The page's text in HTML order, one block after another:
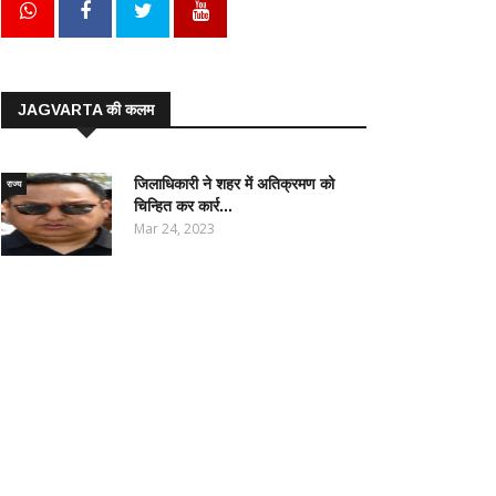
JAGVARTA की कलम
राज्य
जिलाधिकारी ने शहर में अतिक्रमण को
चिन्हित कर कार्र...
Mar 24, 2023